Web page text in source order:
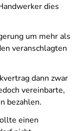
dies
um mehr als
veranschlagten
dann zwar
vereinbarte,
bezahlen.
einen